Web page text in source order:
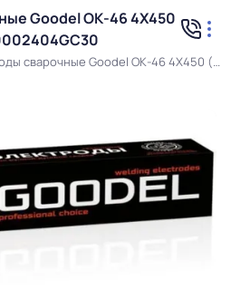
Goodel ОК-46 4Х450
Электроды сварочные Goodel ОК-46 4Х450 (3,0кг) 0002404GC30